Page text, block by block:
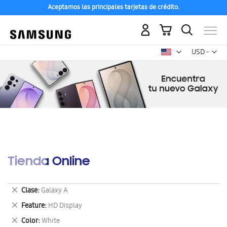
Aceptamos las principales tarjetas de crédito.
USD -
dólar
Mi carrito
Tienda Online
Clase Galaxy A
Eliminar
este
artículo
Feature HD Display
Eliminar
este
Color White
Eliminar